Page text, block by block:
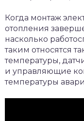
Когда монтаж
отопления
насколько
таким относятся
температуры,
и управляющие
температуры